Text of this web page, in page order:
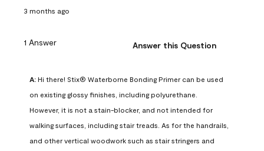
3 months ago
1 Answer Answer this Question
A: Hi there! Stix® Waterborne Bonding Primer can be used
on existing glossy finishes, including polyurethane.
However, it is not a stain-blocker, and not intended for
walking surfaces, including stair treads. As for the handrails,
and other vertical woodwork such as stair stringers and